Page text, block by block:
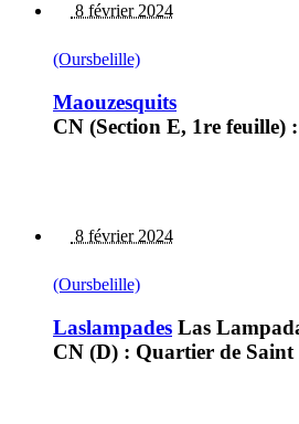
8 février 2024
(Oursbelille)
Maouzesquits
CN (Section E, 1re
8 février 2024
(Oursbelille)
Laslampades Las
CN (D) : Quartier de